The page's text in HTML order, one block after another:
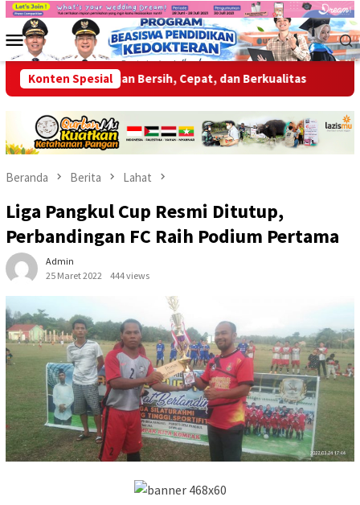
Loncat
kontenMenu
Mobile
Konten Spesial
Layanan Bersih, Cepat, dan Berkualitas Wabup
Beranda Berita Lahat
Liga Pangkul Cup Resmi Ditutup,
Perbandingan FC Raih Podium Pertama
Admin
25 Maret 2022
444 views